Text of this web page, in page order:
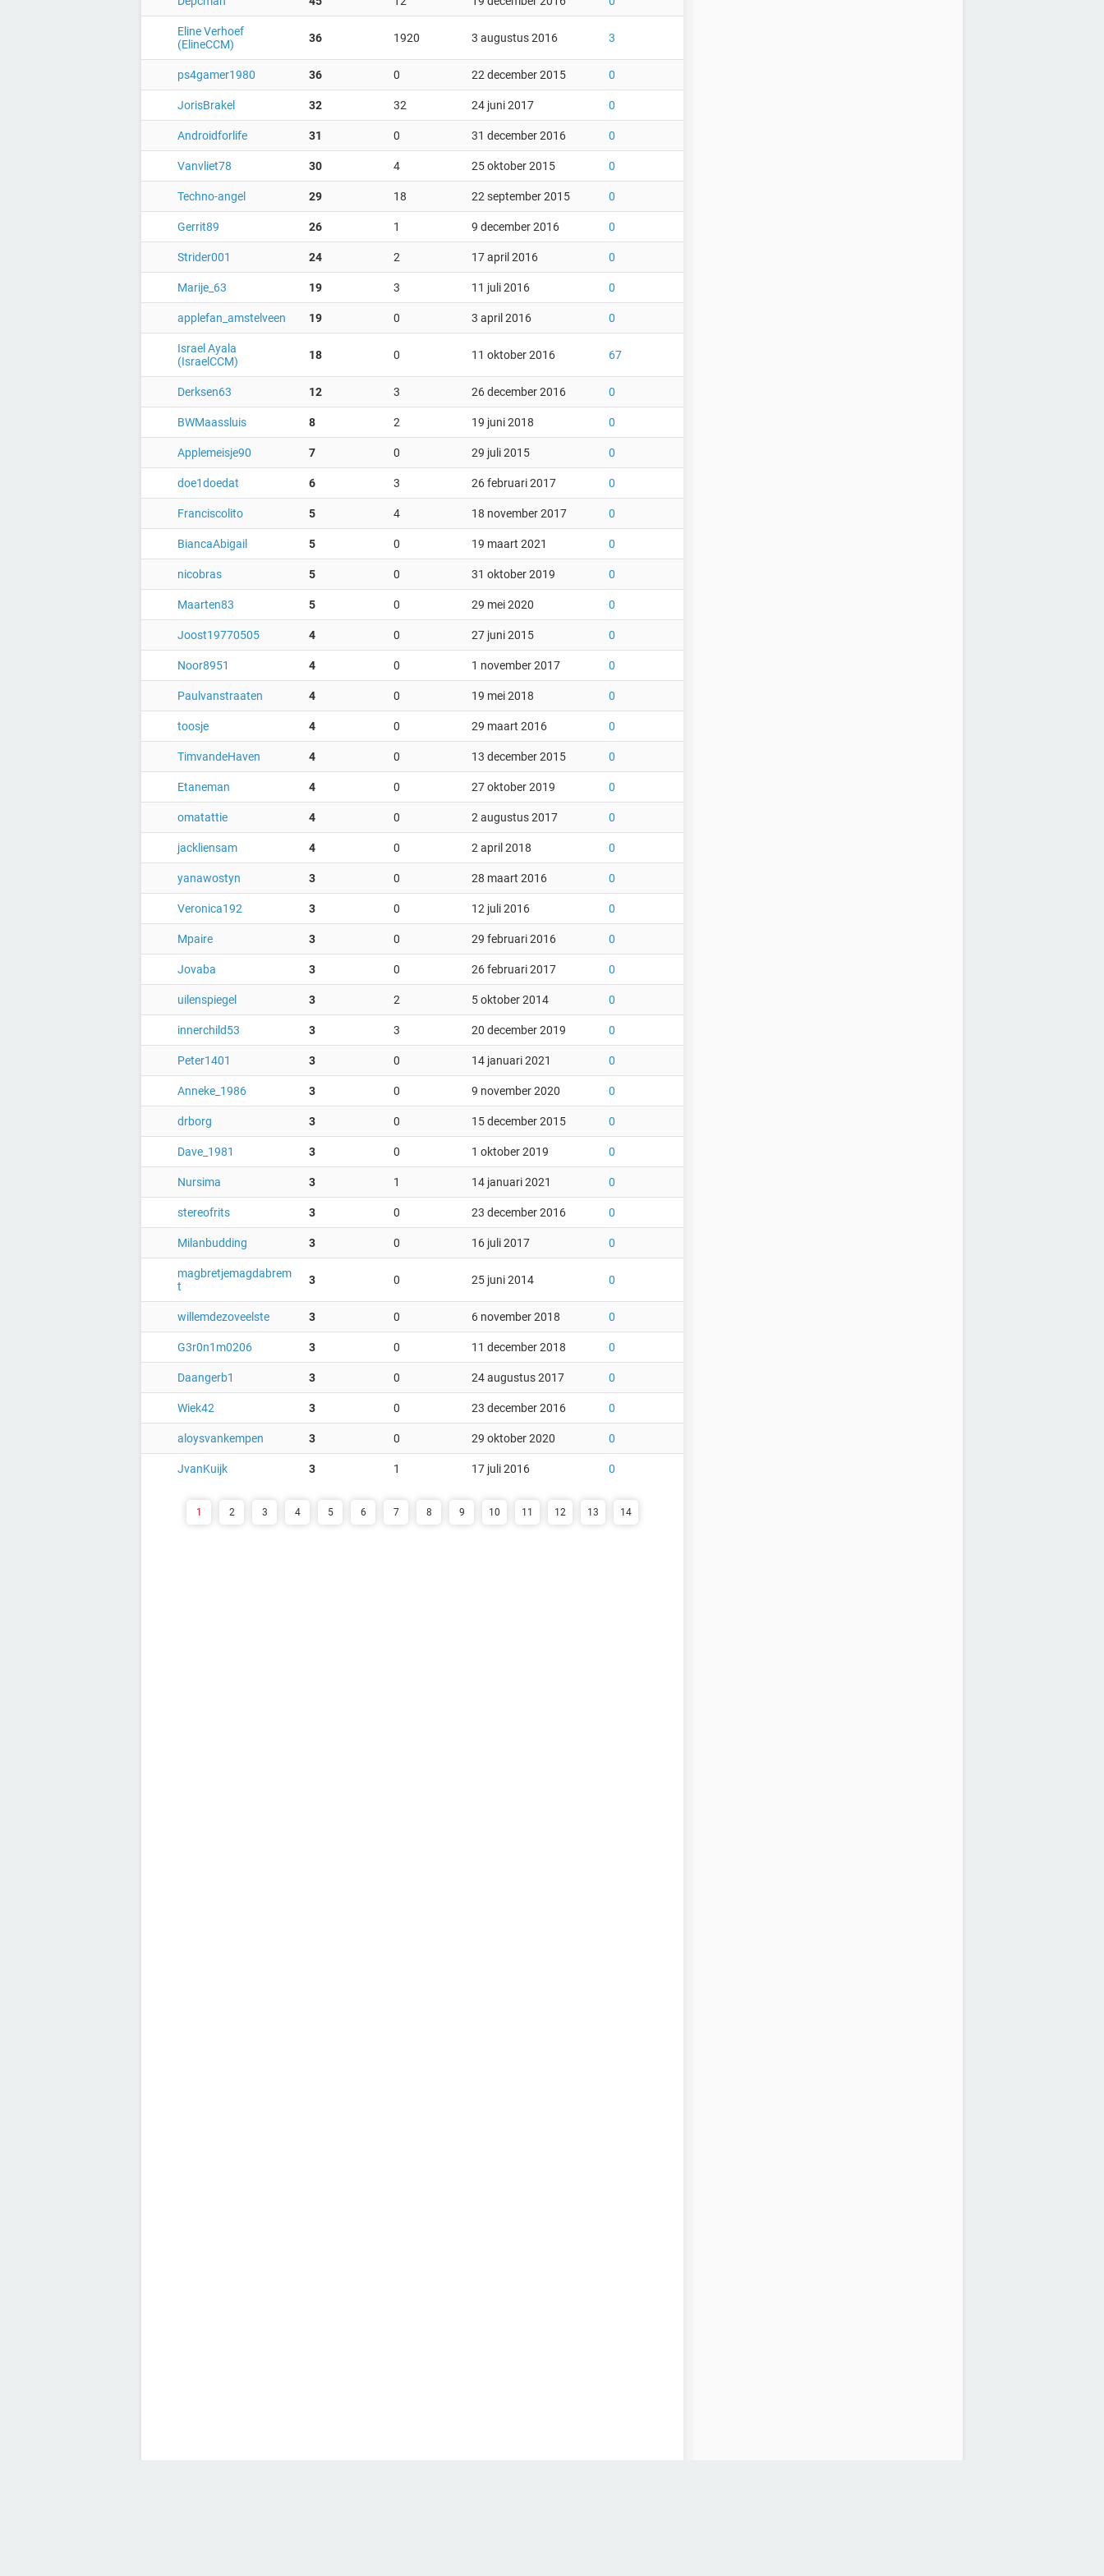
Eline Verhoef
(ElineCCM)
36 1920 3 augustus 2016 3
ps4gamer1980 36 0 22 december 2015 0
JorisBrakel 32 32 24 juni 2017 0
Androidforlife 31 0 31 december 2016 0
Vanvliet78 30 4 25 oktober 2015 0
Techno-angel 29 18 22 september 2015 0
Gerrit89 26 1 9 december 2016 0
Strider001 24 2 17 april 2016 0
Marije_63 19 3 11 juli 2016 0
applefan_amstelveen 19 0 3 april 2016 0
Israel Ayala
(IsraelCCM)
18 0 11 oktober 2016 67
Derksen63 12 3 26 december 2016 0
BWMaassluis 8 2 19 juni 2018 0
Applemeisje90 7 0 29 juli 2015 0
doe1doedat 6 3 26 februari 2017 0
Franciscolito 5 4 18 november 2017 0
BiancaAbigail 5 0 19 maart 2021 0
nicobras 5 0 31 oktober 2019 0
Maarten83 5 0 29 mei 2020 0
Joost19770505 4 0 27 juni 2015 0
Noor8951 4 0 1 november 2017 0
Paulvanstraaten 4 0 19 mei 2018 0
toosje 4 0 29 maart 2016 0
TimvandeHaven 4 0 13 december 2015 0
Etaneman 4 0 27 oktober 2019 0
omatattie 4 0 2 augustus 2017 0
jackliensam 4 0 2 april 2018 0
yanawostyn 3 0 28 maart 2016 0
Veronica192 3 0 12 juli 2016 0
Mpaire 3 0 29 februari 2016 0
Jovaba 3 0 26 februari 2017 0
uilenspiegel 3 2 5 oktober 2014 0
innerchild53 3 3 20 december 2019 0
Peter1401 3 0 14 januari 2021 0
Anneke_1986 3 0 9 november 2020 0
drborg 3 0 15 december 2015 0
Dave_1981 3 0 1 oktober 2019 0
Nursima 3 1 14 januari 2021 0
stereofrits 3 0 23 december 2016 0
Milanbudding 3 0 16 juli 2017 0
magbretjemagdabrem
t
3 0 25 juni 2014 0
willemdezoveelste 3 0 6 november 2018 0
G3r0n1m0206 3 0 11 december 2018 0
Daangerb1 3 0 24 augustus 2017 0
Wiek42 3 0 23 december 2016 0
aloysvankempen 3 0 29 oktober 2020 0
JvanKuijk 3 1 17 juli 2016 0
1 2 3 4 5 6 7 8 9 10 11 12 13 14